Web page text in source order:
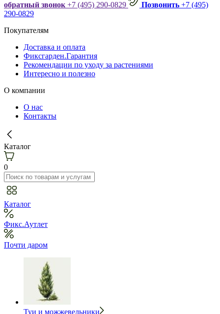
обратный звонок +7 (495) 290-0829 Позвонить +7 (495)
290-0829
Покупателям
Доставка и оплата
Фиксгарден.Гарантия
Рекомендации по уходу за растениями
Интересно и полезно
О компании
О нас
Контакты
Каталог
0
Каталог
Фикс.Аутлет
Почти даром
Туи и можжевельники